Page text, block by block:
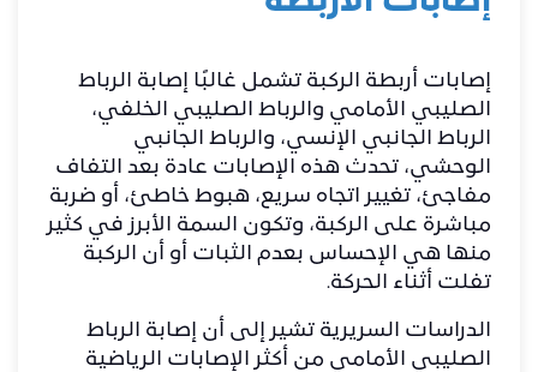
إصابات أربطة الركبة تشمل غالبًا إصابة الرباط
الصليبي الأمامي والرباط الصليبي الخلفي،
الرباط الجانبي الإنسي، والرباط الجانبي
الوحشي، تحدث هذه الإصابات عادة بعد التفاف
مفاجئ، تغيير اتجاه سريع، هبوط خاطئ، أو ضربة
مباشرة على الركبة، وتكون السمة الأبرز في كثير
منها هي الإحساس بعدم الثبات أو أن الركبة
تفلت أثناء الحركة.
الدراسات السريرية تشير إلى أن إصابة الرباط
الصليبي الأمامي من أكثر الإصابات الرياضية